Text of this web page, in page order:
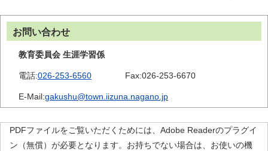
お問い合わせ
教育委員会 生涯学習係
電話:026-253-6560 Fax:026-253-6670
E-Mail:gakushu@town.iizuna.nagano.jp
PDFファイルをご覧いただくためには、Adobe Readerのプラグイ
ン（無償）が必要となります。お持ちでない場合は、お使いの機